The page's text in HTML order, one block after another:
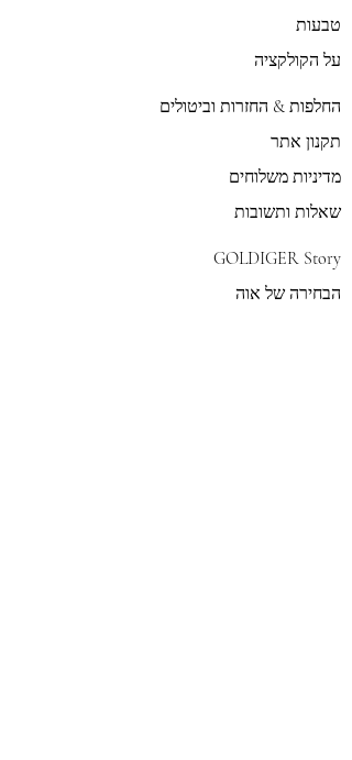
טבעות
על הקולקציה
החלפות & החזרות וביטולים
תקנון אתר
מדיניות משלוחים
שאלות ותשובות
GOLDIGER Story
הבחירה של אוה